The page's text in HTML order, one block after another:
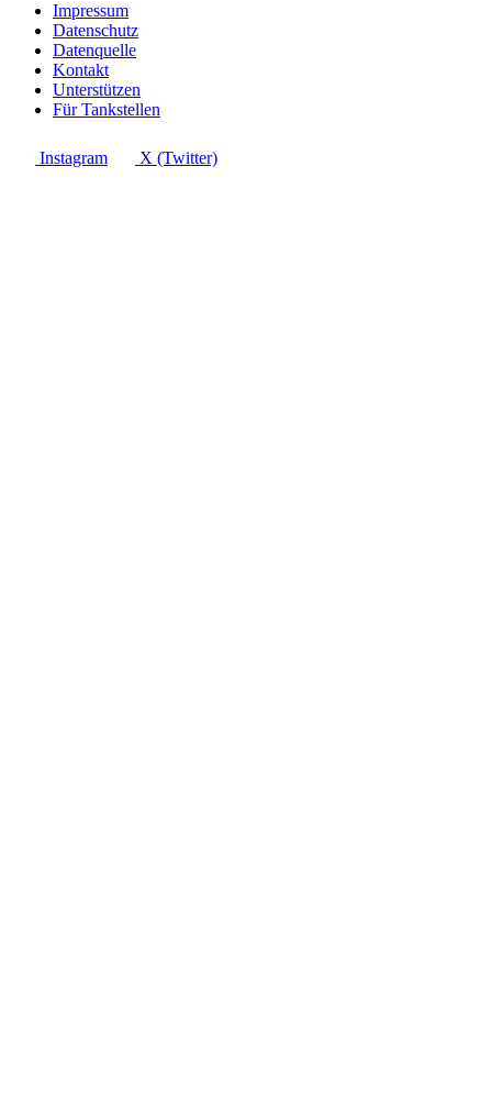
Impressum
Datenschutz
Datenquelle
Kontakt
Unterstützen
Für Tankstellen
Instagram X (Twitter)